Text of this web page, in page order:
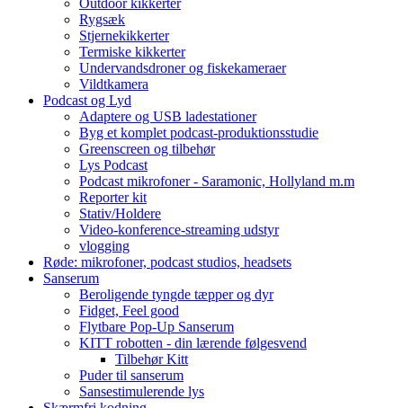
Outdoor kikkerter
Rygsæk
Stjernekikkerter
Termiske kikkerter
Undervandsdroner og fiskekameraer
Vildtkamera
Podcast og Lyd
Adaptere og USB ladestationer
Byg et komplet podcast-produktionsstudie
Greenscreen og tilbehør
Lys Podcast
Podcast mikrofoner - Saramonic, Hollyland m.m
Reporter kit
Stativ/Holdere
Video-konference-streaming udstyr
vlogging
Røde: mikrofoner, podcast studios, headsets
Sanserum
Beroligende tyngde tæpper og dyr
Fidget, Feel good
Flytbare Pop-Up Sanserum
KITT robotten - din lærende følgesvend
Tilbehør Kitt
Puder til sanserum
Sansestimulerende lys